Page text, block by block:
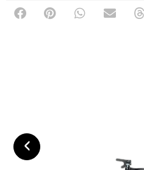
‹